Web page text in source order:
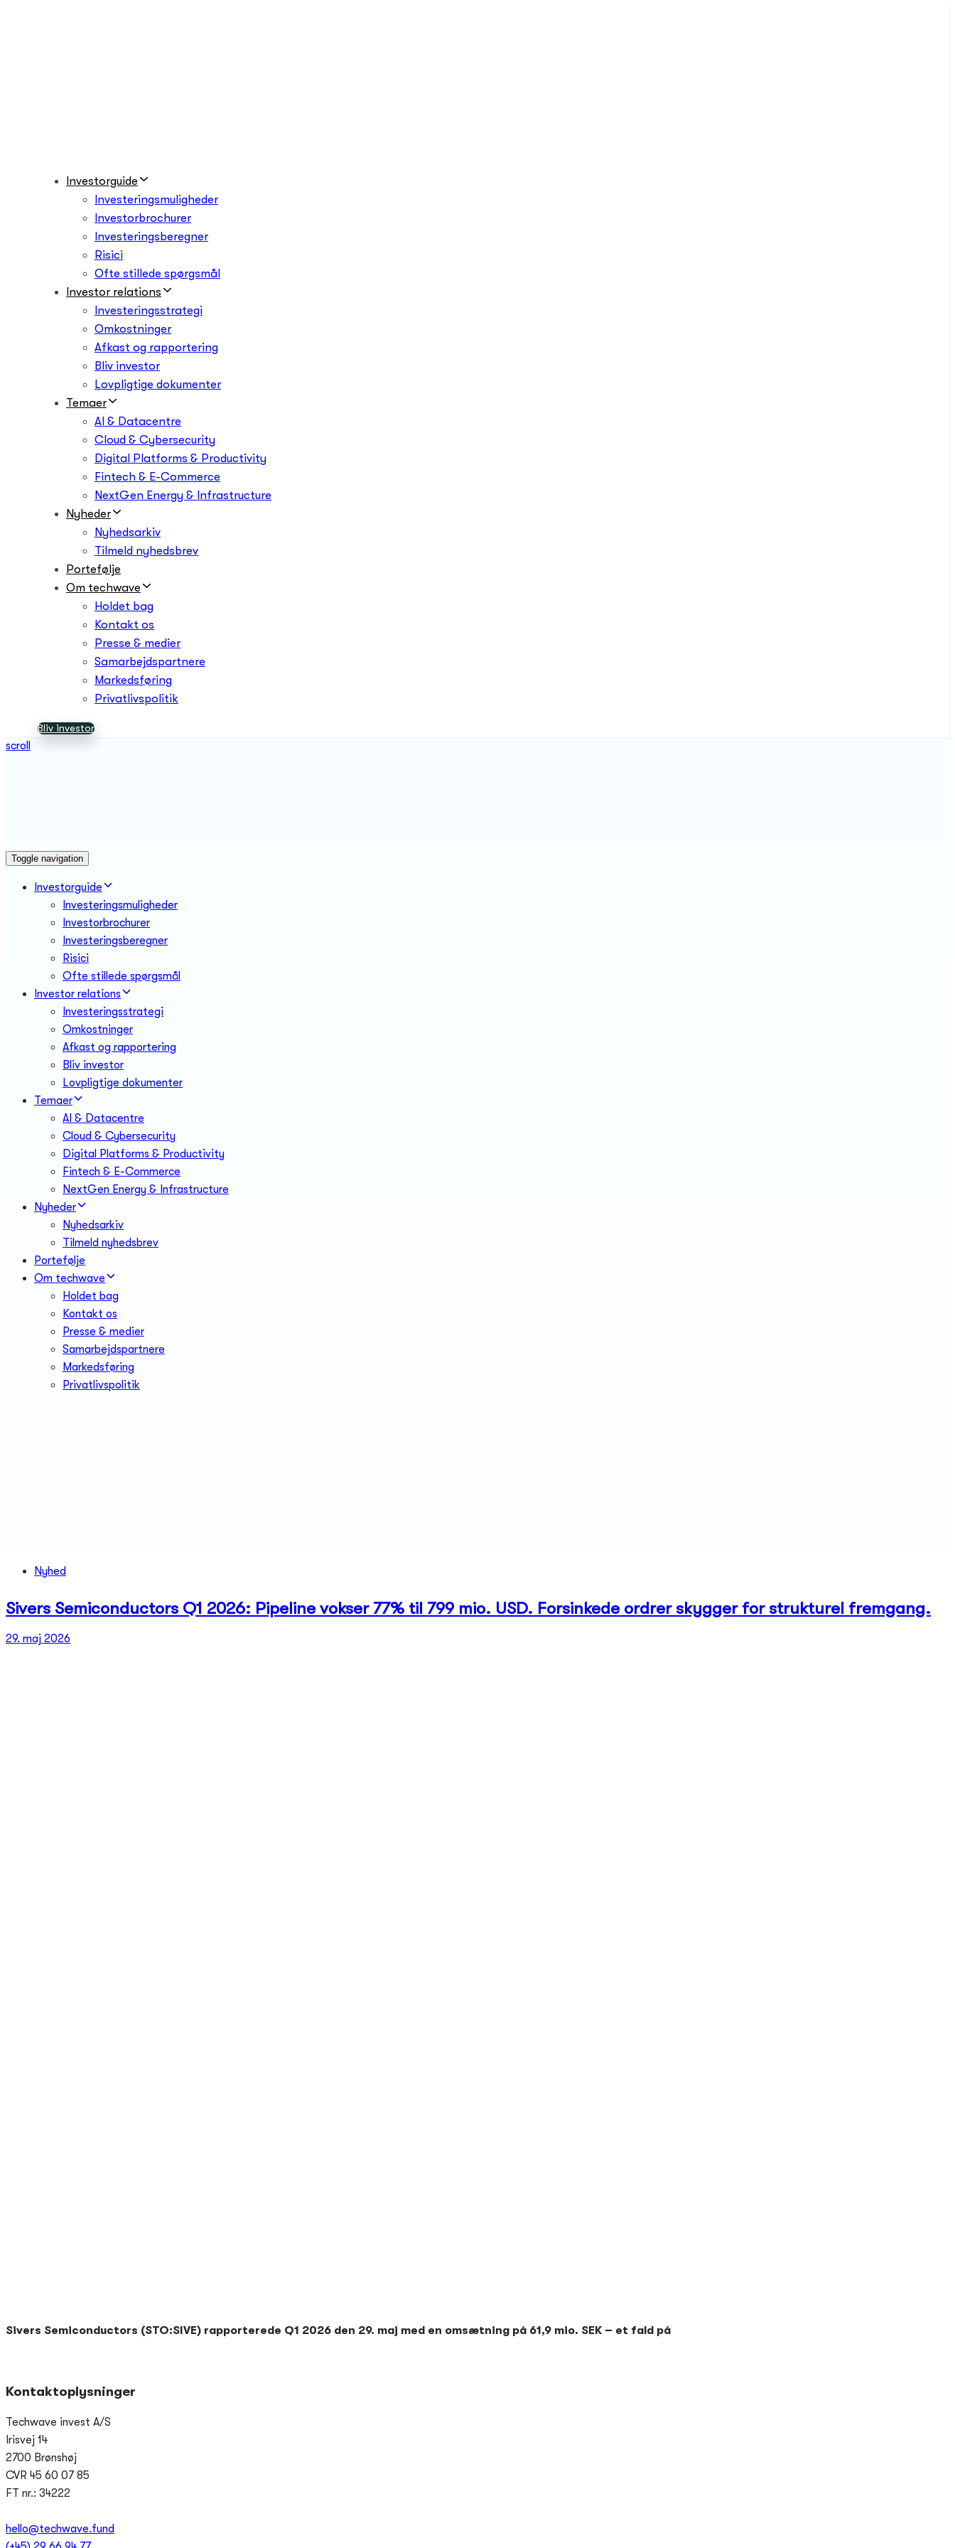
Investorguide
Investeringsmuligheder
Investorbrochurer
Investeringsberegner
Risici
Ofte stillede spørgsmål
Investor relations
Investeringsstrategi
Omkostninger
Afkast og rapportering
Bliv investor
Lovpligtige dokumenter
Temaer
AI & Datacentre
Cloud & Cybersecurity
Digital Platforms & Productivity
Fintech & E-Commerce
NextGen Energy & Infrastructure
Nyheder
Nyhedsarkiv
Tilmeld nyhedsbrev
Portefølje
Om techwave
Holdet bag
Kontakt os
Presse & medier
Samarbejdspartnere
Markedsføring
Privatlivspolitik
Bliv investor
scroll
Toggle navigation
Investorguide
Investeringsmuligheder
Investorbrochurer
Investeringsberegner
Risici
Ofte stillede spørgsmål
Investor relations
Investeringsstrategi
Omkostninger
Afkast og rapportering
Bliv investor
Lovpligtige dokumenter
Temaer
AI & Datacentre
Cloud & Cybersecurity
Digital Platforms & Productivity
Fintech & E-Commerce
NextGen Energy & Infrastructure
Nyheder
Nyhedsarkiv
Tilmeld nyhedsbrev
Portefølje
Om techwave
Holdet bag
Kontakt os
Presse & medier
Samarbejdspartnere
Markedsføring
Privatlivspolitik
Tags Nyhed
Sivers Semiconductors Q1 2026: Pipeline vokser 77% til 799 mio. USD. Forsinkede ordrer skygger for strukturel fremgang.
29. maj 2026
Sivers Semiconductors (STO:SIVE) rapporterede Q1 2026 den 29. maj med en omsætning på 61,9 mio. SEK – et fald på
Kontaktoplysninger
Techwave invest A/S
Irisvej 14
2700 Brønshøj
CVR 45 60 07 85
FT nr.: 34222
hello@techwave.fund